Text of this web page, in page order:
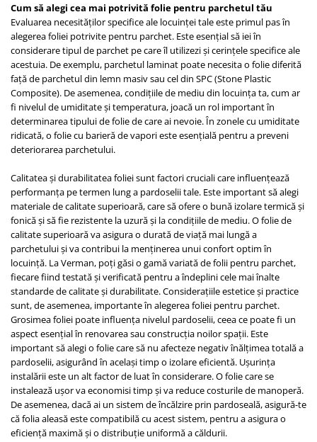
Cum să alegi cea mai potrivită folie pentru parchetul tău
Evaluarea necesităților specifice ale locuinței tale este primul pas în
alegerea foliei potrivite pentru parchet. Este esențial să iei în
considerare tipul de parchet pe care îl utilizezi și cerințele specifice ale
acestuia. De exemplu, parchetul laminat poate necesita o folie diferită
față de parchetul din lemn masiv sau cel din SPC (Stone Plastic
Composite). De asemenea, condițiile de mediu din locuința ta, cum ar
fi nivelul de umiditate și temperatura, joacă un rol important în
determinarea tipului de folie de care ai nevoie. În zonele cu umiditate
ridicată, o folie cu barieră de vapori este esențială pentru a preveni
deteriorarea parchetului.
Calitatea și durabilitatea foliei sunt factori cruciali care influențează
performanța pe termen lung a pardoselii tale. Este important să alegi
materiale de calitate superioară, care să ofere o bună izolare termică și
fonică și să fie rezistente la uzură și la condițiile de mediu. O folie de
calitate superioară va asigura o durată de viață mai lungă a
parchetului și va contribui la menținerea unui confort optim în
locuință. La Verman, poți găsi o gamă variată de folii pentru parchet,
fiecare fiind testată și verificată pentru a îndeplini cele mai înalte
standarde de calitate și durabilitate. Considerațiile estetice și practice
sunt, de asemenea, importante în alegerea foliei pentru parchet.
Grosimea foliei poate influența nivelul pardoselii, ceea ce poate fi un
aspect esențial în renovarea sau construcția noilor spații. Este
important să alegi o folie care să nu afecteze negativ înălțimea totală a
pardoselii, asigurând în același timp o izolare eficientă. Ușurința
instalării este un alt factor de luat în considerare. O folie care se
instalează ușor va economisi timp și va reduce costurile de manoperă.
De asemenea, dacă ai un sistem de încălzire prin pardoseală, asigură-te
că folia aleasă este compatibilă cu acest sistem, pentru a asigura o
eficiență maximă și o distribuție uniformă a căldurii.